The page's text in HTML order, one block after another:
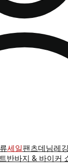
세일팬츠데님레
반바지 & 바이커